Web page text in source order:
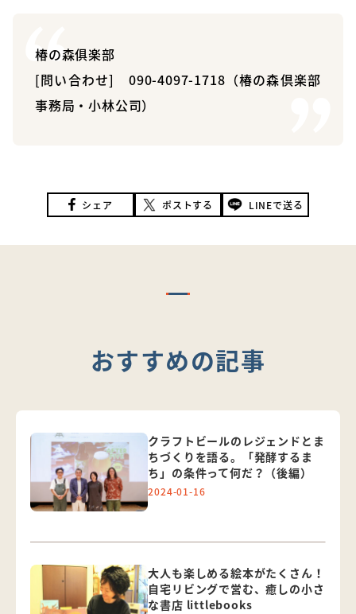
椿の森俱楽部
[問い合わせ] 090-4097-1718（椿の森倶楽部
事務局・小林公司）
シェア ポストする LINEで送る
おすすめの記事
クラフトビールのレジェンドとま
ちづくりを語る。「発酵するま
ち」の条件って何だ？（後編）
2024-01-16
大人も楽しめる絵本がたくさん！
自宅リビングで営む、癒しの小さ
な書店 littlebooks